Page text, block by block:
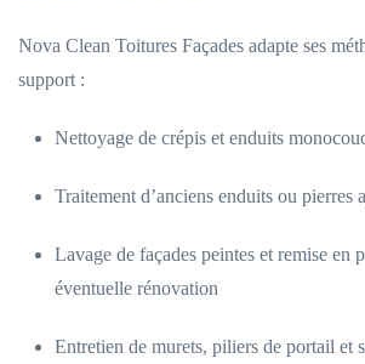
Nova Clean Toitures Façades adapte ses
support :
Nettoyage de crépis et enduits
Traitement d’anciens enduits ou pierres
Lavage de façades peintes et remise en
éventuelle rénovation
Entretien de murets, piliers de portail et